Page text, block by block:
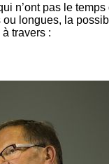
n’ont pas le
longues, la
travers :